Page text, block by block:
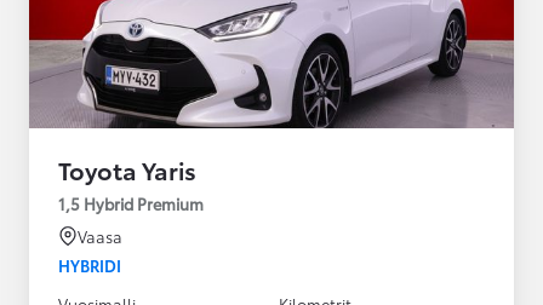
Toyota Yaris
1,5 Hybrid Premium
Vaasa
HYBRIDI